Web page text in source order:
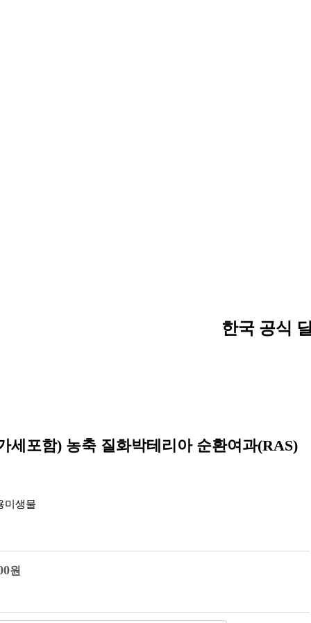
한국 공식
세포함) 농축 질화박테리아 순환여과(RAS)
미생물
원